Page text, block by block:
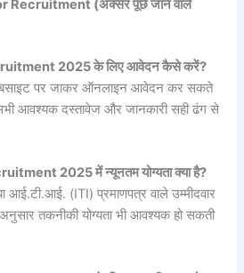
Recruitment (अक्सरपूछेजानेवाले
2025 के लिए आवेदन कैसे करें?
वेबसाइट पर जाकर ऑनलाइन आवेदन कर सकते
आवश्यक दस्तावेज और जानकारी सही ढंग से
2025 में न्यूनतम योग्यता क्या है?
आई.टी.आई. (ITI) प्रमाणपत्र वाले उम्मीदवार
तकनीकी योग्यता भी आवश्यक हो सकती